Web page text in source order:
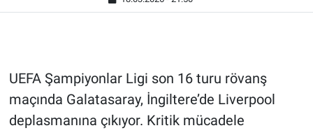
UEFA Şampiyonlar Ligi son 16 turu rövanş
maçında Galatasaray, İngiltere’de Liverpool
deplasmanına çıkıyor. Kritik mücadele
EĞİTİM
ÇEVRE